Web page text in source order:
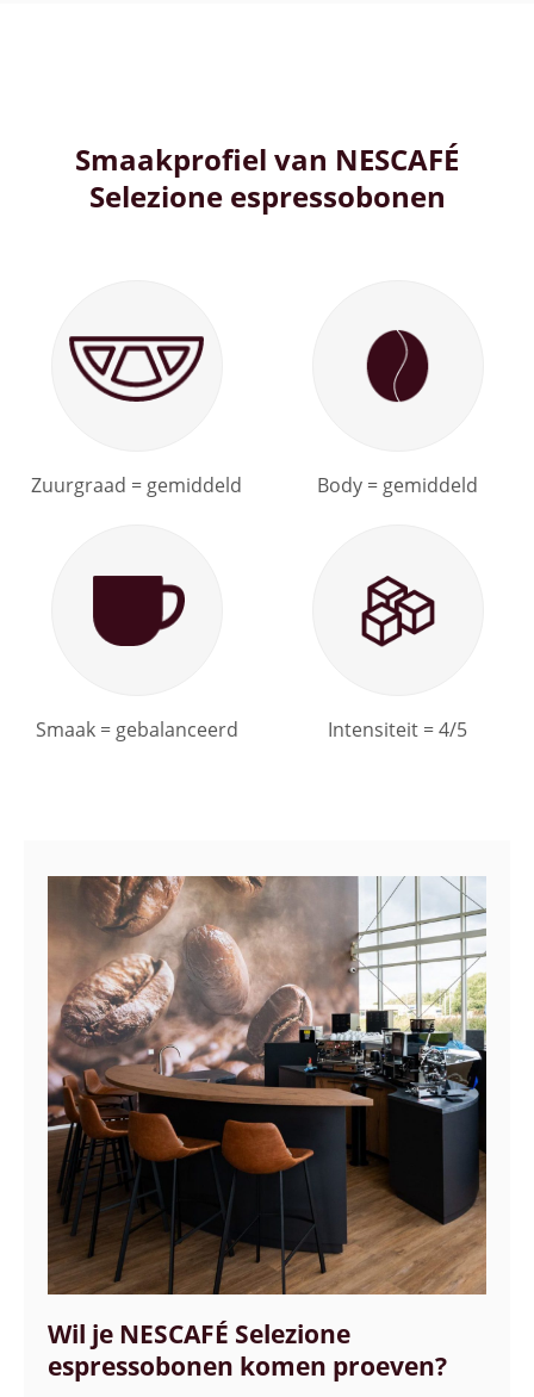
Smaakprofiel van NESCAFÉ
Selezione espressobonen
Zuurgraad = gemiddeld Body = gemiddeld
Smaak = gebalanceerd Intensiteit = 4/5
Wil je NESCAFÉ Selezione
espressobonen komen proeven?